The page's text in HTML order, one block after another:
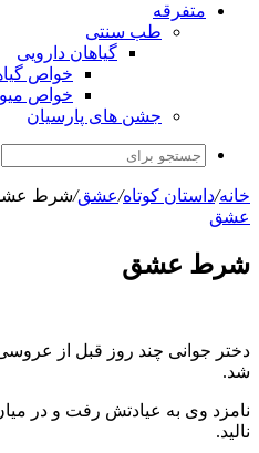
متفرقه
طب سنتی
گیاهان دارویی
خواص
خواص
جشن های پارسیان
خانه/داستان کوتاه/عشق/شرط
عشق
شرط عشق
دختر جوانی چند روز قبل از
شد.
نامزد وی به عیادتش رفت و در
نالید.